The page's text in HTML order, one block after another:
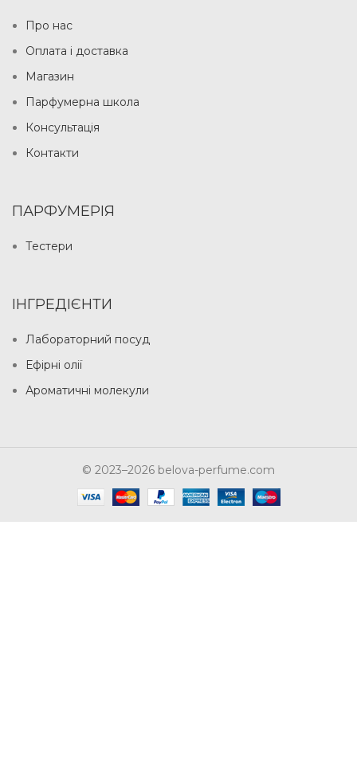
Про нас
Оплата і доставка
Магазин
Парфумерна школа
Консультація
Контакти
ПАРФУМЕРІЯ
Тестери
ІНГРЕДІЄНТИ
Лабораторний посуд
Ефірні олії
Ароматичні молекули
© 2023–2026 belova-perfume.com